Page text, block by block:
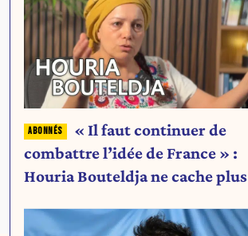
« Il faut continuer de
combattre l’idée de France » :
Houria Bouteldja ne cache plus